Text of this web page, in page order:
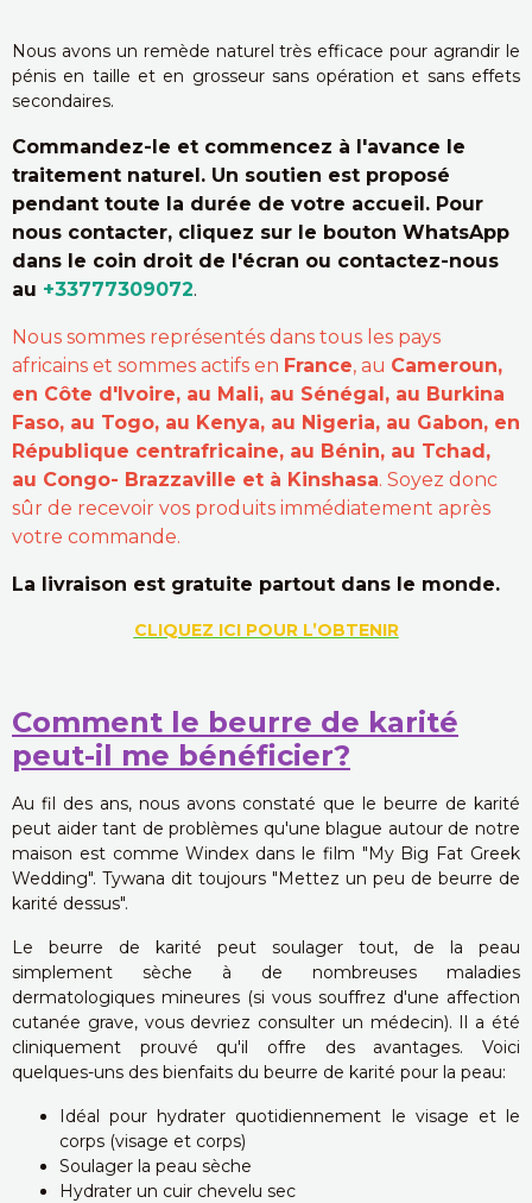
Nous avons un remède naturel très efficace pour agrandir le
pénis en taille et en grosseur sans opération et sans effets
secondaires.
Commandez-le et commencez à l'avance le
traitement naturel. Un soutien est proposé
pendant toute la durée de votre accueil. Pour
nous contacter, cliquez sur le bouton WhatsApp
dans le coin droit de l'écran ou contactez-nous
au +33777309072.
Nous sommes représentés dans tous les pays
africains et sommes actifs en France, au Cameroun,
en Côte d'Ivoire, au Mali, au Sénégal, au Burkina
Faso, au Togo, au Kenya, au Nigeria, au Gabon, en
République centrafricaine, au Bénin, au Tchad,
au Congo- Brazzaville et à Kinshasa. Soyez donc
sûr de recevoir vos produits immédiatement après
votre commande.
La livraison est gratuite partout dans le monde.
CLIQUEZ ICI POUR L’OBTENIR
Comment le beurre de karité
peut-il me bénéficier?
Au fil des ans, nous avons constaté que le beurre de karité
peut aider tant de problèmes qu'une blague autour de notre
maison est comme Windex dans le film "My Big Fat Greek
Wedding". Tywana dit toujours "Mettez un peu de beurre de
karité dessus".
Le beurre de karité peut soulager tout, de la peau
simplement sèche à de nombreuses maladies
dermatologiques mineures (si vous souffrez d'une affection
cutanée grave, vous devriez consulter un médecin). Il a été
cliniquement prouvé qu'il offre des avantages. Voici
quelques-uns des bienfaits du beurre de karité pour la peau:
Idéal pour hydrater quotidiennement le visage et le
corps (visage et corps)
Soulager la peau sèche
Hydrater un cuir chevelu sec